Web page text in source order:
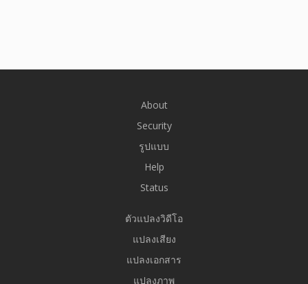
About
Security
รูปแบบ
Help
Status
ตัวแปลงวิดีโอ
แปลงเสียง
แปลงเอกสาร
แปลงภาพ